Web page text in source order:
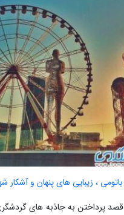
، زیبایی های پنهان و آشکار
پرداختن به جاذبه های